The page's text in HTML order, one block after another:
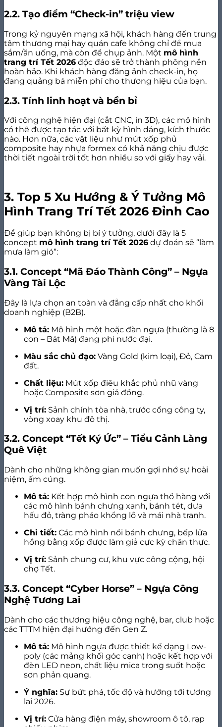
2.2. Tạo điểm “Check-in” triệu view
Trong kỷ nguyên mạng xã hội, khách hàng đến trung
tâm thương mại hay quán cafe không chỉ để mua
sắm/ăn uống, mà còn để chụp ảnh. Một mô hình
trang trí Tết 2026 độc đáo sẽ trở thành phông nền
hoàn hảo. Khi khách hàng đăng ảnh check-in, họ
đang quảng bá miễn phí cho thương hiệu của bạn.
2.3. Tính linh hoạt và bền bỉ
Với công nghệ hiện đại (cắt CNC, in 3D), các mô hình
có thể được tạo tác với bất kỳ hình dáng, kích thước
nào. Hơn nữa, các vật liệu như mút xốp phủ
composite hay nhựa formex có khả năng chịu được
thời tiết ngoài trời tốt hơn nhiều so với giấy hay vải.
3. Top 5 Xu Hướng & Ý Tưởng Mô
Hình Trang Trí Tết 2026 Đỉnh Cao
Để giúp bạn không bị bí ý tưởng, dưới đây là 5
concept mô hình trang trí Tết 2026 dự đoán sẽ “làm
mưa làm gió”:
3.1. Concept “Mã Đáo Thành Công” – Ngựa
Vàng Tài Lộc
Đây là lựa chọn an toàn và đẳng cấp nhất cho khối
doanh nghiệp (B2B).
Mô tả: Mô hình một hoặc đàn ngựa (thường là 8
con – Bát Mã) đang phi nước đại.
Màu sắc chủ đạo: Vàng Gold (kim loại), Đỏ, Cam
đất.
Chất liệu: Mút xốp điêu khắc phủ nhũ vàng
hoặc Composite sơn giả đồng.
Vị trí: Sảnh chính tòa nhà, trước cổng công ty,
vòng xoay khu đô thị.
3.2. Concept “Tết Ký Ức” – Tiểu Cảnh Làng
Quê Việt
Dành cho những không gian muốn gợi nhớ sự hoài
niệm, ấm cúng.
Mô tả: Kết hợp mô hình con ngựa thồ hàng với
các mô hình bánh chưng xanh, bánh tét, dưa
hấu đỏ, tràng pháo khổng lồ và mái nhà tranh.
Chi tiết: Các mô hình nồi bánh chưng, bếp lửa
hồng bằng xốp được làm giả cực kỳ chân thực.
Vị trí: Sảnh chung cư, khu vực công cộng, hội
chợ Tết.
3.3. Concept “Cyber Horse” – Ngựa Công
Nghệ Tương Lai
Dành cho các thương hiệu công nghệ, bar, club hoặc
các TTTM hiện đại hướng đến Gen Z.
Mô tả: Mô hình ngựa được thiết kế dạng Low-
poly (các mảng khối góc cạnh) hoặc kết hợp với
đèn LED neon, chất liệu mica trong suốt hoặc
sơn phản quang.
Ý nghĩa: Sự bứt phá, tốc độ và hướng tới tương
lai 2026.
Vị trí: Cửa hàng điện máy, showroom ô tô, rạp